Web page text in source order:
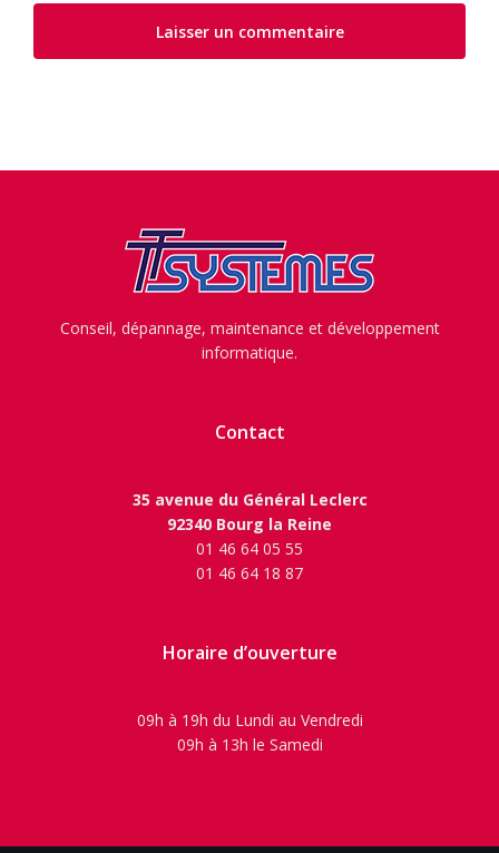
Conseil, dépannage, maintenance et développement
informatique.
Contact
35 avenue du Général Leclerc
92340 Bourg la Reine
01 46 64 05 55
01 46 64 18 87
Horaire d’ouverture
09h à 19h du Lundi au Vendredi
09h à 13h le Samedi